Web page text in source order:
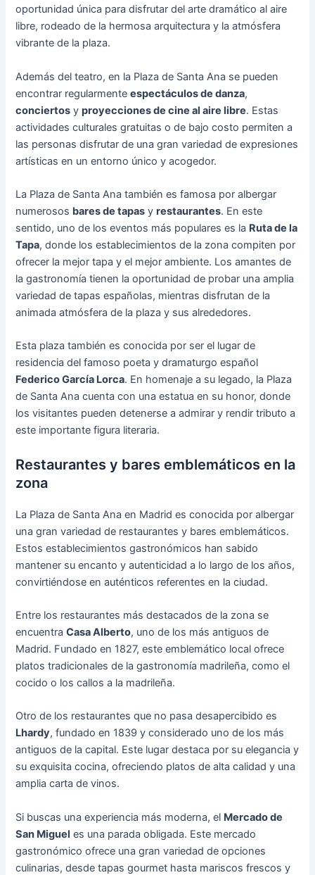
oportunidad única para disfrutar del arte dramático al aire
libre, rodeado de la hermosa arquitectura y la atmósfera
vibrante de la plaza.
Además del teatro, en la Plaza de Santa Ana se pueden
encontrar regularmenteespectáculos de danza,
conciertos yproyecciones de cine al aire libre. Estas
actividades culturales gratuitas o de bajo costo permiten a
las personas disfrutar de una gran variedad de expresiones
artísticas en un entorno único y acogedor.
La Plaza de Santa Ana también es famosa por albergar
numerosos bares de tapas yrestaurantes. En este
sentido, uno de los eventos más populares es la Ruta de la
Tapa, donde los establecimientos de la zona compiten por
ofrecer la mejor tapa y el mejor ambiente. Los amantes de
la gastronomía tienen la oportunidad de probar una amplia
variedad de tapas españolas, mientras disfrutan de la
animada atmósfera de la plaza y sus alrededores.
Esta plaza también es conocida por ser el lugar de
residencia del famoso poeta y dramaturgo español
Federico García Lorca. En homenaje a su legado, la Plaza
de Santa Ana cuenta con una estatua en su honor, donde
los visitantes pueden detenerse a admirar y rendir tributo a
este importante figura literaria.
Restaurantes y bares emblemáticos en la
zona
La Plaza de Santa Ana en Madrid es conocida por albergar
una gran variedad de restaurantes y bares emblemáticos.
Estos establecimientos gastronómicos han sabido
mantener su encanto y autenticidad a lo largo de los años,
convirtiéndose en auténticos referentes en la ciudad.
Entre los restaurantes más destacados de la zona se
encuentraCasa Alberto, uno de los más antiguos de
Madrid. Fundado en 1827, este emblemático local ofrece
platos tradicionales de la gastronomía madrileña, como el
cocido o los callos a la madrileña.
Otro de los restaurantes que no pasa desapercibido es
Lhardy, fundado en 1839 y considerado uno de los más
antiguos de la capital. Este lugar destaca por su elegancia y
su exquisita cocina, ofreciendo platos de alta calidad y una
amplia carta de vinos.
Si buscas una experiencia más moderna, el Mercado de
San Miguel es una parada obligada. Este mercado
gastronómico ofrece una gran variedad de opciones
culinarias, desde tapas gourmet hasta mariscos frescos y